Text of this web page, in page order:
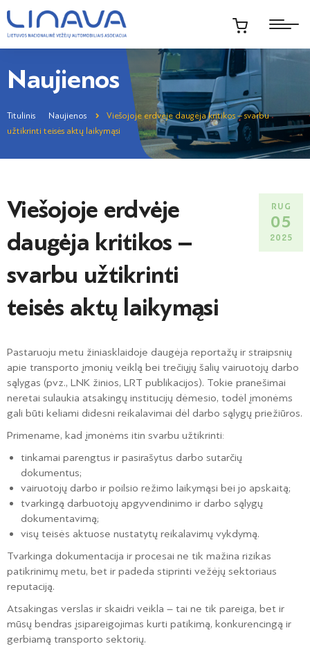
Naujienos
Titulinis Naujienos
Viešojoje erdvėje daugėja kritikos – svarbu
užtikrinti teisės aktų laikymąsi
Viešojoje erdvėje
daugėja kritikos –
svarbu užtikrinti
teisės aktų laikymąsi
RUG
05
2025
Pastaruoju metu žiniasklaidoje daugėja reportažų ir straipsnių
apie transporto įmonių veiklą bei trečiųjų šalių vairuotojų darbo
sąlygas (pvz., LNK žinios, LRT publikacijos). Tokie pranešimai
neretai sulaukia atsakingų institucijų dėmesio, todėl įmonėms
gali būti keliami didesni reikalavimai dėl darbo sąlygų priežiūros.
Primename, kad įmonėms itin svarbu užtikrinti:
tinkamai parengtus ir pasirašytus darbo sutarčių
dokumentus;
vairuotojų darbo ir poilsio režimo laikymąsi bei jo apskaitą;
tvarkingą darbuotojų apgyvendinimo ir darbo sąlygų
dokumentavimą;
visų teisės aktuose nustatytų reikalavimų vykdymą.
Tvarkinga dokumentacija ir procesai ne tik mažina rizikas
patikrinimų metu, bet ir padeda stiprinti vežėjų sektoriaus
reputaciją.
Atsakingas verslas ir skaidri veikla – tai ne tik pareiga, bet ir
mūsų bendras įsipareigojimas kurti patikimą, konkurencingą ir
gerbiamą transporto sektorių.